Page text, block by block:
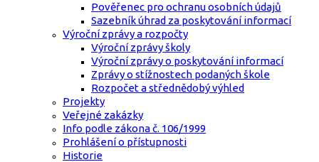
Pověřenec pro ochranu osobních údajů
Sazebník úhrad za poskytování informací
Výroční zprávy a rozpočty
Výroční zprávy školy
Výroční zprávy o poskytování informací
Zprávy o stížnostech podaných škole
Rozpočet a střednědobý výhled
Projekty
Veřejné zakázky
Info podle zákona č. 106/1999
Prohlášení o přístupnosti
Historie